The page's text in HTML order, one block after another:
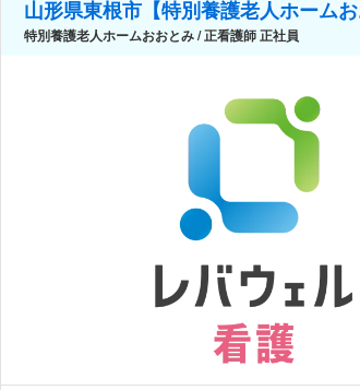
山形県東根市【特別養護老人ホーム
特別養護老人ホームおおとみ / 正看護師 正社員